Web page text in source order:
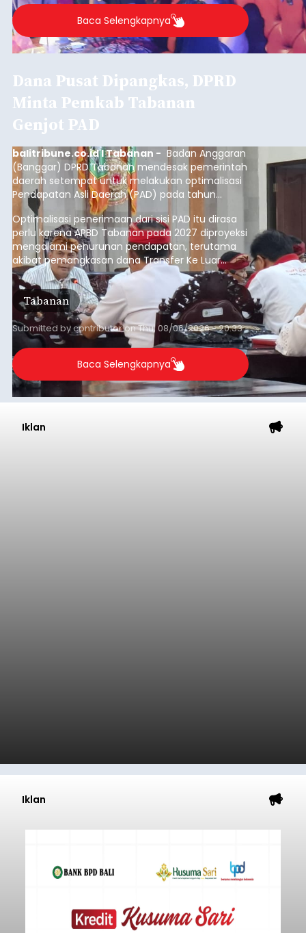
Baca Selengkapnya
Dana Pusat Dipangkas, DPRD
Minta Pemkab Tabanan
Genjot PAD
balitribune.co.id I Tabanan - Badan Anggaran
(Banggar) DPRD Tabanan mendesak pemerintah
daerah setempat untuk melakukan optimalisasi
Pendapatan Asli Daerah (PAD) pada tahun
anggaran 2027.
Optimalisasi penerimaan dari sisi PAD itu dirasa
perlu karena APBD Tabanan pada 2027 diproyeksi
mengalami penurunan pendapatan, terutama
akibat pemangkasan dana Transfer Ke Luar
Daerah (TKD) dari pemerintah pusat.
Tabanan
Submitted bycontributoronThu, 08/06/2026 - 20:33
Baca Selengkapnya
Iklan
Iklan